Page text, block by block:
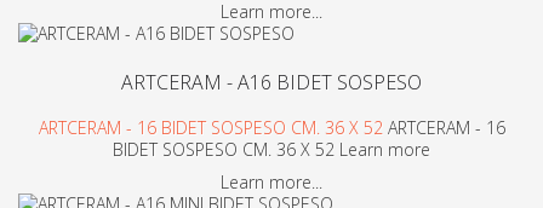
Learn more...
ARTCERAM - A16 BIDET SOSPESO
ARTCERAM - 16 BIDET SOSPESO CM. 36 X 52 ARTCERAM - 16
BIDET SOSPESO CM. 36 X 52 Learn more
Learn more...